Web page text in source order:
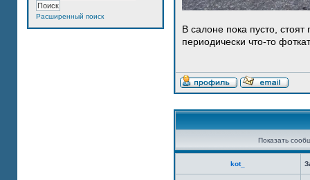
Расширенный поиск
В салоне пока пусто,
периодически что-то
Показать
kot_